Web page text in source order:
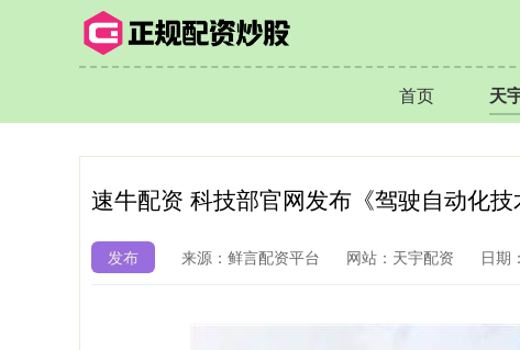
首页 天
速牛配资 科技部官网发布《驾驶自动化技
发布 来源：鲜言配资平台 网站：天宇配资 日期